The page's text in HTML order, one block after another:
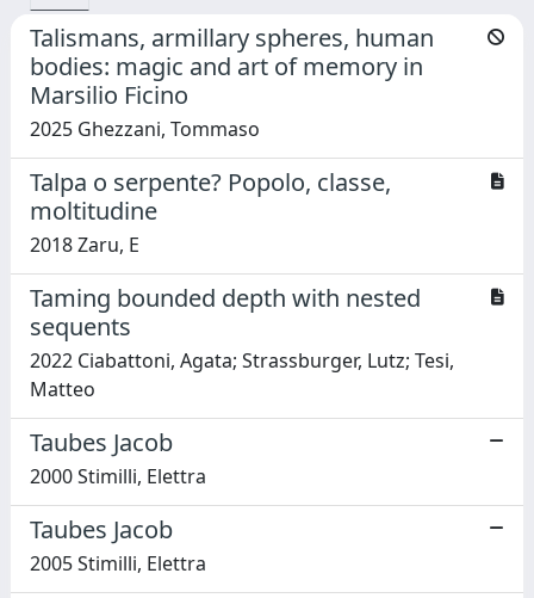
Talismans, armillary spheres, human
bodies: magic and art of memory in
Marsilio Ficino
2025 Ghezzani, Tommaso
Talpa o serpente? Popolo, classe,
moltitudine
2018 Zaru, E
Taming bounded depth with nested
sequents
2022 Ciabattoni, Agata; Strassburger, Lutz; Tesi,
Matteo
Taubes Jacob
2000 Stimilli, Elettra
Taubes Jacob
2005 Stimilli, Elettra